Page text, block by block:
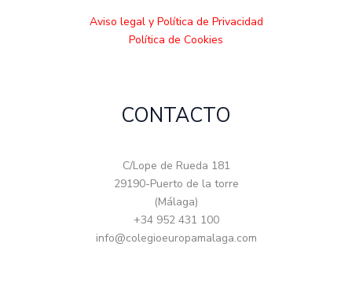
Aviso legal y Política de Privacidad
Política de Cookies
CONTACTO
C/Lope de Rueda 181
29190-Puerto de la torre
(Málaga)
+34 952 431 100
info@colegioeuropamalaga.com